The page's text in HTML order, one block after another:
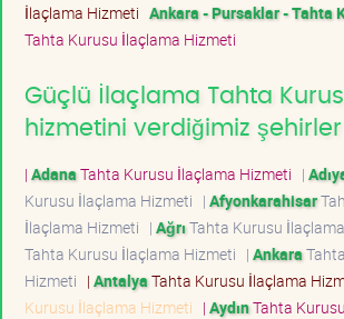
İlaçlama Hizmeti Ankara - Pursaklar - Tahta
Tahta Kurusu İlaçlama Hizmeti
Güçlü İlaçlama Tahta
hizmetini verdiğimiz şehirler
| AdanaTahta Kurusu İlaçlama Hizmeti |
Kurusu İlaçlama Hizmeti | Afyonkarahisar
İlaçlama Hizmeti | AğrıTahta Kurusu
Tahta Kurusu İlaçlama Hizmeti | Ankara
Hizmeti | AntalyaTahta Kurusu İlaçlama
Kurusu İlaçlama Hizmeti | AydınTahta